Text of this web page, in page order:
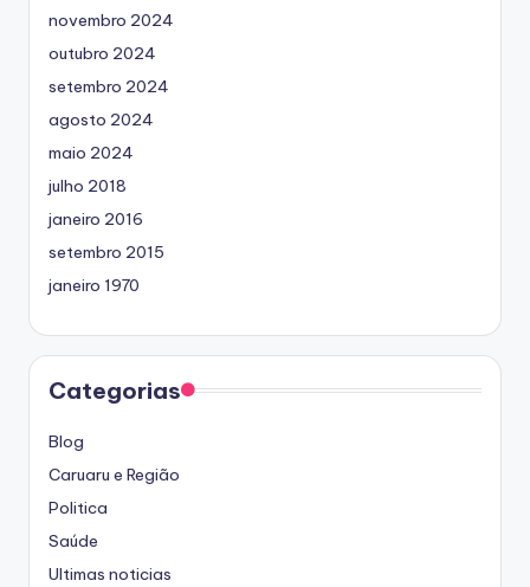
novembro 2024
outubro 2024
setembro 2024
agosto 2024
maio 2024
julho 2018
janeiro 2016
setembro 2015
janeiro 1970
Categorias
Blog
Caruaru e Região
Politica
Saúde
Ultimas noticias